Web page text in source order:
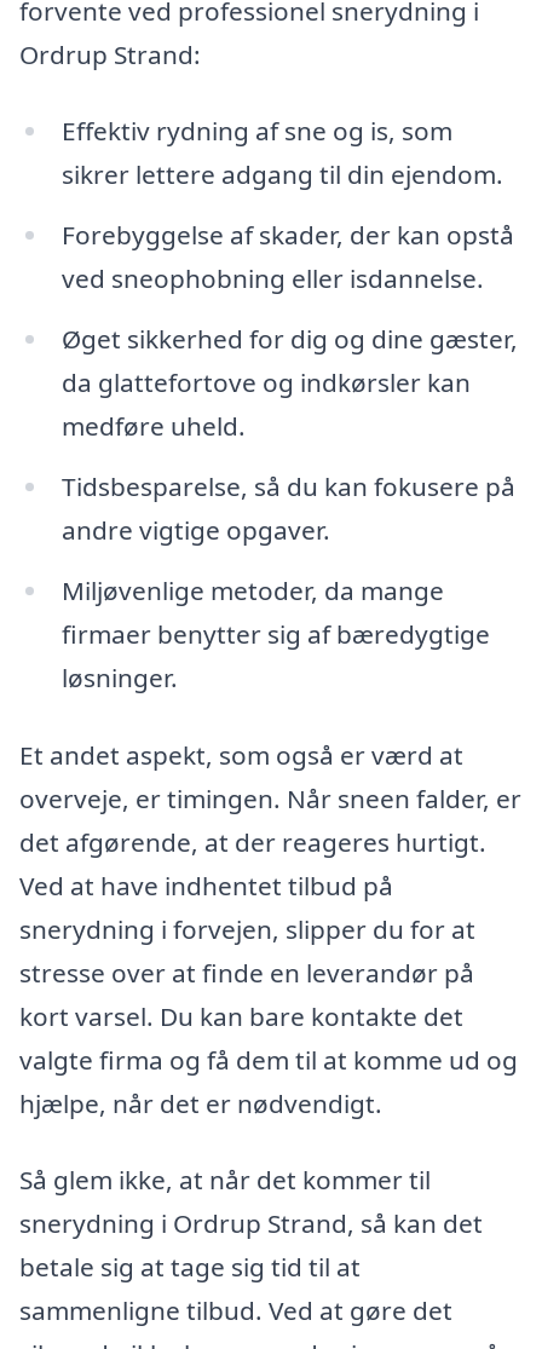
forvente ved professionel snerydning i
Ordrup Strand:
Effektiv rydning af sne og is, som
sikrer lettere adgang til din ejendom.
Forebyggelse af skader, der kan opstå
ved sneophobning eller isdannelse.
Øget sikkerhed for dig og dine gæster,
da glattefortove og indkørsler kan
medføre uheld.
Tidsbesparelse, så du kan fokusere på
andre vigtige opgaver.
Miljøvenlige metoder, da mange
firmaer benytter sig af bæredygtige
løsninger.
Et andet aspekt, som også er værd at
overveje, er timingen. Når sneen falder, er
det afgørende, at der reageres hurtigt.
Ved at have indhentet tilbud på
snerydning i forvejen, slipper du for at
stresse over at finde en leverandør på
kort varsel. Du kan bare kontakte det
valgte firma og få dem til at komme ud og
hjælpe, når det er nødvendigt.
Så glem ikke, at når det kommer til
snerydning i Ordrup Strand, så kan det
betale sig at tage sig tid til at
sammenligne tilbud. Ved at gøre det